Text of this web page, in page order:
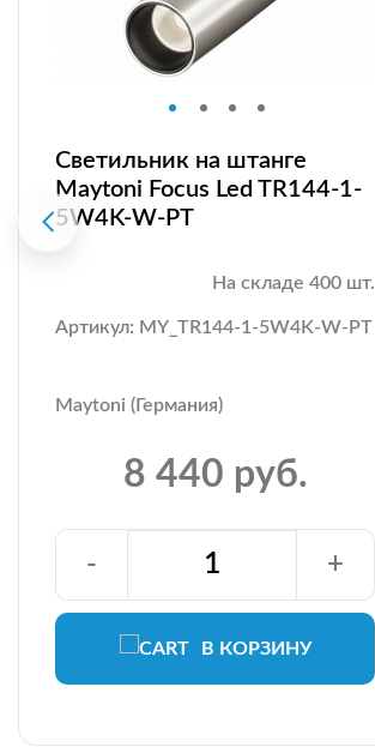
Светильник на штанге
Maytoni Focus Led TR144-1-
5W4K-W-PT
На складе 400 шт.
Артикул: MY_TR144-1-5W4K-W-PT
Maytoni (Германия)
8 440 руб.
В КОРЗИНУ
- +